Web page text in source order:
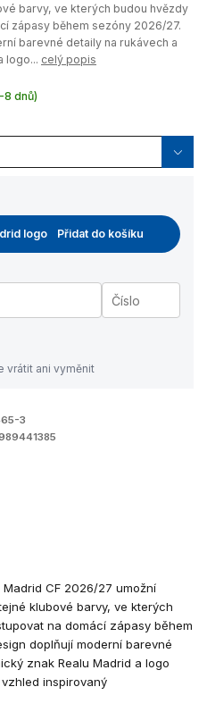
barvy, ve kterých budou hvězdy
zápasy během sezóny 2026/27.
barevné detaily na rukávech a
logo... celý popis
8 dnů)
Přidat do košíku
vrátit ani vyměnit
3
CF 2026/27 umožní
klubové barvy, ve kterých
na domácí zápasy během
doplňují moderní barevné
znak Realu Madrid a logo
inspirovaný